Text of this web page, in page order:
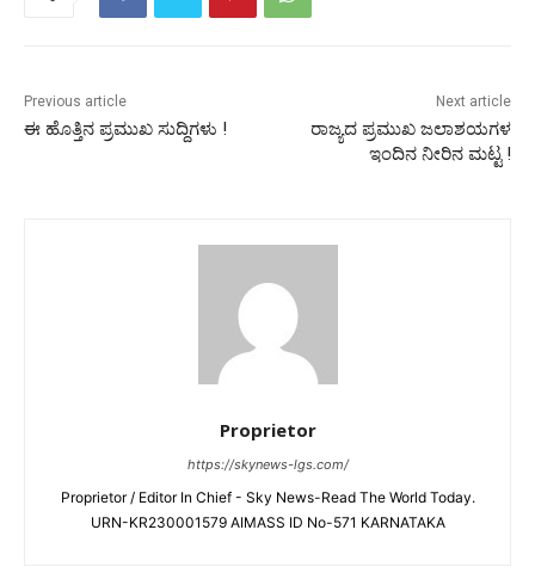
Previous article
ಈ ಹೊತ್ತಿನ ಪ್ರಮುಖ ಸುದ್ದಿಗಳು !
Next article
ರಾಜ್ಯದ ಪ್ರಮುಖ ಜಲಾಶಯಗಳ
ಇಂದಿನ ನೀರಿನ ಮಟ್ಟ !
Proprietor
https://skynews-lgs.com/
Proprietor / Editor In Chief - Sky News-Read The World Today.
URN-KR230001579 AIMASS ID No-571 KARNATAKA